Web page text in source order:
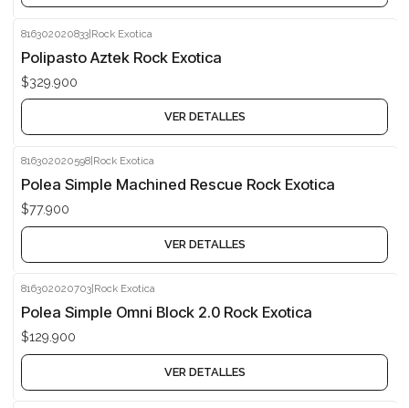
816302020833|Rock Exotica
Polipasto Aztek Rock Exotica
$329.900
VER DETALLES
816302020598 Rock Exotica
Polea Simple Machined Rescue Rock Exotica
$77.900
VER DETALLES
816302020703 Rock Exotica
Polea Simple Omni Block 2.0 Rock Exotica
$129.900
VER DETALLES